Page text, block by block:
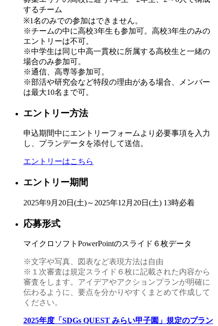
するチーム
※1名のみでの参加はできません。
※チームの中に高校3年生も参加可。高校3年生のみの
エントリーは不可。
※中学生は同じ中高一貫校に所属する高校生と一緒の
場合のみ参加可。
※通信、高専等参加可。
※部活や研究会など特段の理由がある場合、メンバー
は最大10名まで可。
エントリー方法
申込期間中にエントリーフォームより必要事項を入力
し、プランデータを添付して送信。
エントリーはこちら
エントリー期間
2025年9月20日(土)～2025年12月20日(土) 13時必着
応募形式
マイクロソフトPowerPointのスライド６枚データ
※文字や写真、図表など表現方法は自由
※１次審査は規定スライド６枚に記載された内容から
審査をします。アイデアやアクションプランが明確に
伝わるように、要点を分かりやすくまとめて作成して
ください。
2025年度「SDGs QUEST みらい甲子園」規定のプラン